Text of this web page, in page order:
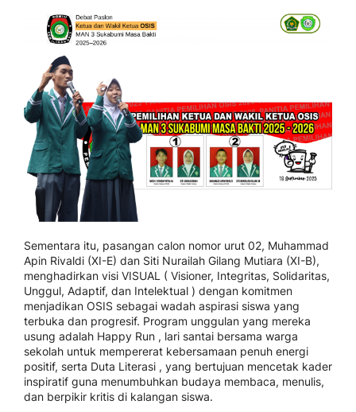
Sementara itu, pasangan calon nomor urut 02, Muhammad
Apin Rivaldi (XI-E) dan Siti Nurailah Gilang Mutiara (XI-B),
menghadirkan visi VISUAL ( Visioner, Integritas, Solidaritas,
Unggul, Adaptif, dan Intelektual ) dengan komitmen
menjadikan OSIS sebagai wadah aspirasi siswa yang
terbuka dan progresif. Program unggulan yang mereka
usung adalah Happy Run , lari santai bersama warga
sekolah untuk mempererat kebersamaan penuh energi
positif, serta Duta Literasi , yang bertujuan mencetak kader
inspiratif guna menumbuhkan budaya membaca, menulis,
dan berpikir kritis di kalangan siswa.